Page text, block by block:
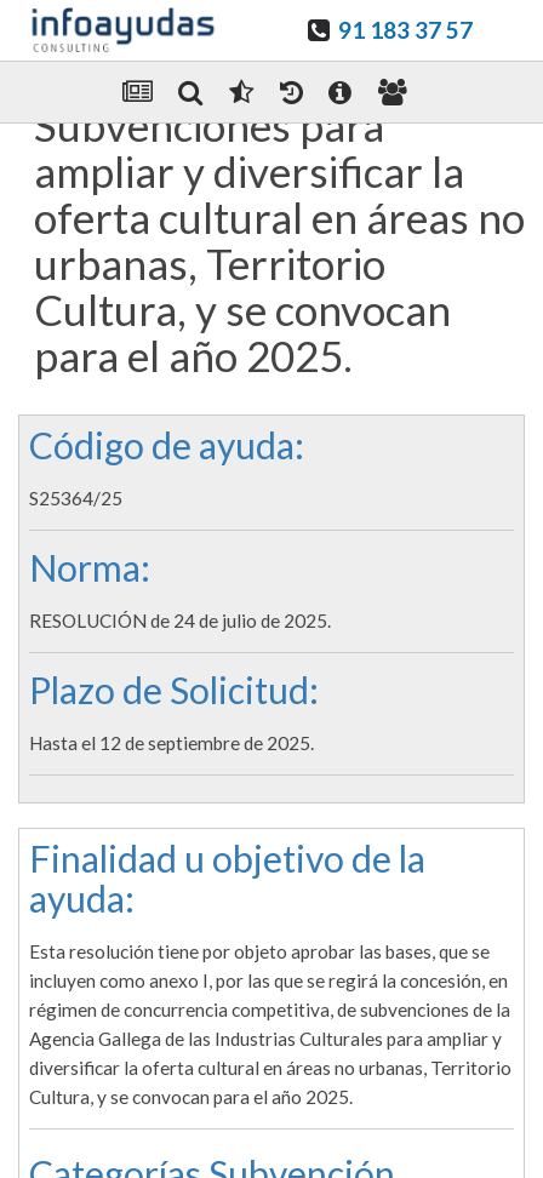
91 183 37 57
Enviar Por email
Subvenciones para
ampliar y diversificar la
oferta cultural en áreas no
urbanas, Territorio
Cultura, y se convocan
para el año 2025.
Código de ayuda:
S25364/25
Norma:
RESOLUCIÓN de 24 de julio de 2025.
Plazo de Solicitud:
Hasta el 12 de septiembre de 2025.
Finalidad u objetivo de la
ayuda:
Esta resolución tiene por objeto aprobar las bases, que se
incluyen como anexo I, por las que se regirá la concesión, en
régimen de concurrencia competitiva, de subvenciones de la
Agencia Gallega de las Industrias Culturales para ampliar y
diversificar la oferta cultural en áreas no urbanas, Territorio
Cultura, y se convocan para el año 2025.